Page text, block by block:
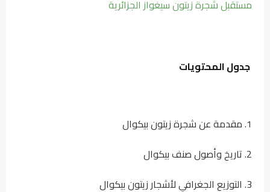
مستقبل شجرة زيتون سيغواز الجزائرية
جدول المحتويات
1. مقدمة عن شجرة زيتون بيكوال
2. تاريخ وأصول صنف بيكوال
3. التوزيع الجغرافي لأشجار زيتون بيكوال